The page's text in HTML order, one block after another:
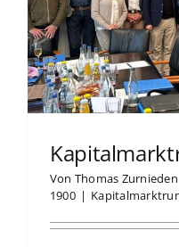
Von Thomas Zurnieden
1900 |